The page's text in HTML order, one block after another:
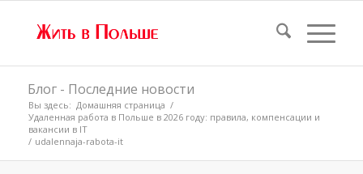
Блог - Последние новости
Вы здесь: Домашняя страница /
Удаленная работа в Польше в 2026 году: правила, компенсации и
вакансии в IT
/ udalennaja-rabota-it